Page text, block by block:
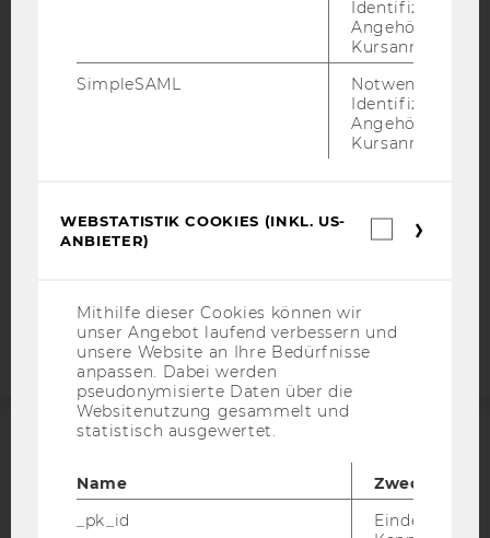
DATENSCHUTZERKLÄRUNG
DATENSCHUTZERKLÄRUNG SOCIAL MEDIA
COOKIE EINSTELLUNGEN
Webseite
EQUIS AACSB
Identifizierung
Angehörige/r für
Kursanmeldung.
SimpleSAML
Notwendig zur
Identifizierung
Angehörige/r für
Kursanmeldung.
WEBSTATISTIK COOKIES (INKL. US-
ANBIETER)
Mithilfe dieser Cookies können wir
unser Angebot laufend verbessern und
unsere Website an Ihre Bedürfnisse
anpassen. Dabei werden
pseudonymisierte Daten über die
Websitenutzung gesammelt und
statistisch ausgewertet.
Name
Zweck
_pk_id
Eindeutige